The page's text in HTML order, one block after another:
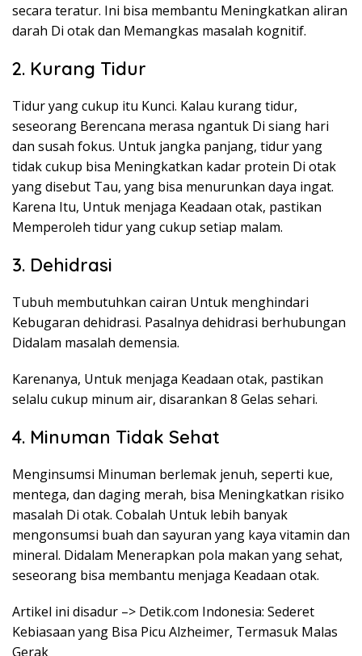
secara teratur. Ini bisa membantu Meningkatkan aliran
darah Di otak dan Memangkas masalah kognitif.
2. Kurang Tidur
Tidur yang cukup itu Kunci. Kalau kurang tidur,
seseorang Berencana merasa ngantuk Di siang hari
dan susah fokus. Untuk jangka panjang, tidur yang
tidak cukup bisa Meningkatkan kadar protein Di otak
yang disebut Tau, yang bisa menurunkan daya ingat.
Karena Itu, Untuk menjaga Keadaan otak, pastikan
Memperoleh tidur yang cukup setiap malam.
3. Dehidrasi
Tubuh membutuhkan cairan Untuk menghindari
Kebugaran dehidrasi. Pasalnya dehidrasi berhubungan
Didalam masalah demensia.
Karenanya, Untuk menjaga Keadaan otak, pastikan
selalu cukup minum air, disarankan 8 Gelas sehari.
4. Minuman Tidak Sehat
Menginsumsi Minuman berlemak jenuh, seperti kue,
mentega, dan daging merah, bisa Meningkatkan risiko
masalah Di otak. Cobalah Untuk lebih banyak
mengonsumsi buah dan sayuran yang kaya vitamin dan
mineral. Didalam Menerapkan pola makan yang sehat,
seseorang bisa membantu menjaga Keadaan otak.
Artikel ini disadur –> Detik.com Indonesia: Sederet
Kebiasaan yang Bisa Picu Alzheimer, Termasuk Malas
Gerak